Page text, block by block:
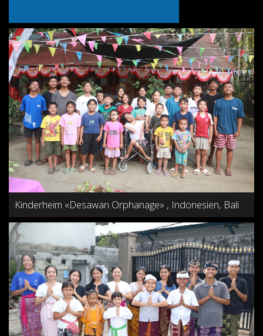
Kinderheim «Desawan Orphanage» , Indonesien, Bali